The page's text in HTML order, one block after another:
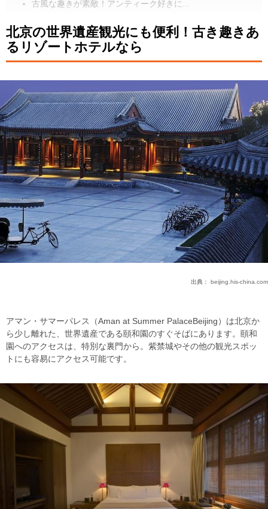
古風な趣きが素敵！アンティーク好きに...
北京の世界遺産観光にも便利！古き趣きあ
るリゾートホテルなら
出典： beijing.his-china.com
アマン・サマーパレス（Aman at Summer PalaceBeijing）は北京か
ら少し離れた、世界遺産である頤和園のすぐそばにあります。頤和
園へのアクセスは、特別な裏門から。紫禁城やその他の観光スポッ
トにも容易にアクセス可能です。